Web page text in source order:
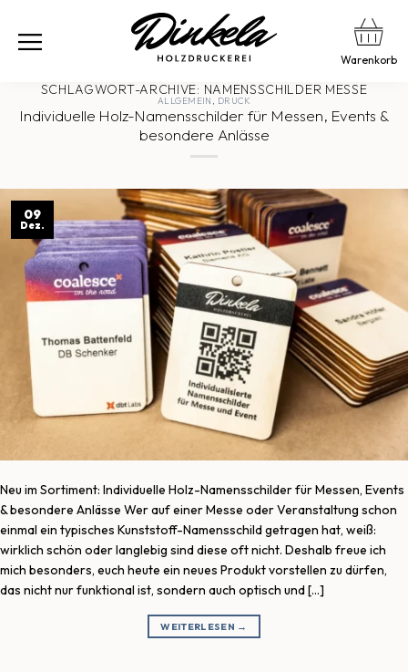
Warenkorb
SCHLAGWORT-ARCHIVE: NAMENSSCHILDER MESSE
ALLGEMEIN , DRUCK
Individuelle Holz-Namensschilder für Messen, Events &
besondere Anlässe
09
Dez.
Neu im Sortiment: Individuelle Holz-Namensschilder für Messen, Events
& besondere Anlässe Wer auf einer Messe oder Veranstaltung schon
einmal ein typisches Kunststoff-Namensschild getragen hat, weiß:
wirklich schön oder langlebig sind diese oft nicht. Deshalb freue ich
mich besonders, euch heute ein neues Produkt vorstellen zu dürfen,
das nicht nur funktional ist, sondern auch optisch und […]
WEITERLESEN →